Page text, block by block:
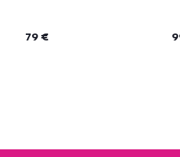
79 €